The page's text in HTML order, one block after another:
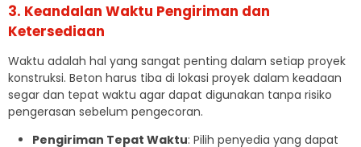
3. Keandalan Waktu Pengiriman dan
Ketersediaan
Waktu adalah hal yang sangat penting dalam setiap proyek
konstruksi. Beton harus tiba di lokasi proyek dalam keadaan
segar dan tepat waktu agar dapat digunakan tanpa risiko
pengerasan sebelum pengecoran.
Pengiriman Tepat Waktu: Pilih penyedia yang dapat